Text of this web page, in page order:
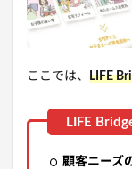
ここでは、 LIFE
顧客ニーズ